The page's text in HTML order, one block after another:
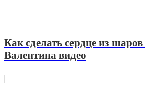
Как сделать сердце из
Валентина видео